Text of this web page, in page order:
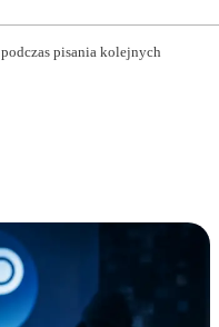
pisania kolejnych